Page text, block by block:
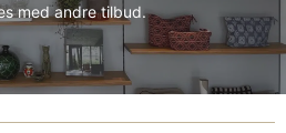
med andre tilbud.